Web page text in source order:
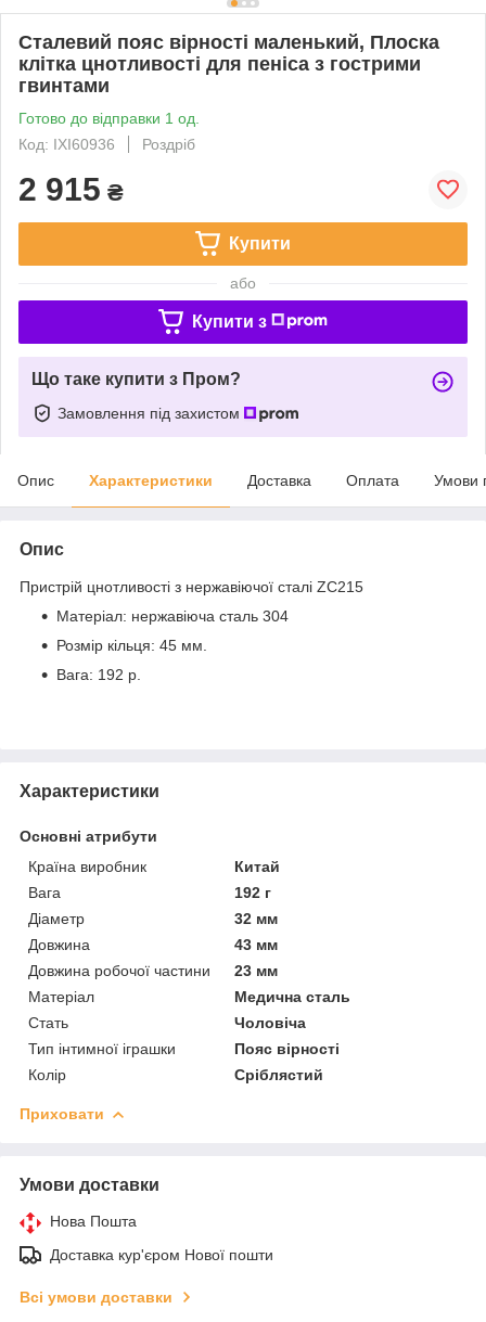
Сталевий пояс вірності маленький, Плоска
клітка цнотливості для пеніса з гострими
гвинтами
Готово до відправки 1 од.
Код: IXI60936
Роздріб
2 915 ₴
Купити
або
Купити з
Що таке купити з Пром?
Замовлення під захистом
Опис Характеристики Доставка Оплата Умови
Опис
Пристрій цнотливості з нержавіючої сталі ZC215
Матеріал: нержавіюча сталь 304
Розмір кільця: 45 мм.
Вага: 192 р.
Характеристики
Основні атрибути
Країна виробник
Китай
Вага
192 г
Діаметр
32 мм
Довжина
43 мм
Довжина робочої частини
23 мм
Матеріал
Медична сталь
Стать
Чоловіча
Тип інтимної іграшки
Пояс вірності
Колір
Сріблястий
Приховати
Умови доставки
Нова Пошта
Доставка кур'єром Нової пошти
Всі умови доставки